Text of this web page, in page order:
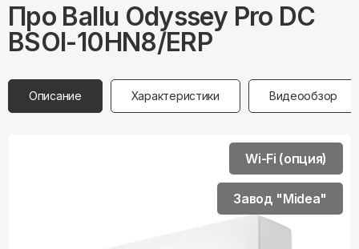
Про Ballu Odyssey Pro DC
BSOI-10HN8/ERP
Описание Характеристики Видеообзор
Wi-Fi (опция)
Завод "Midea"